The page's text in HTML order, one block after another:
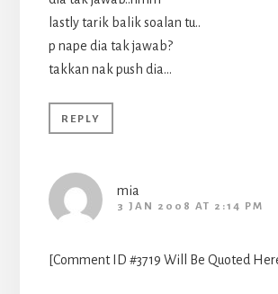
lastly tarik balik soalan tu..
p nape dia tak jawab?
takkan nak push dia…
REPLY
mia
3 JAN 2008 AT 2:14 PM
[Comment ID #3719 Will Be Quoted